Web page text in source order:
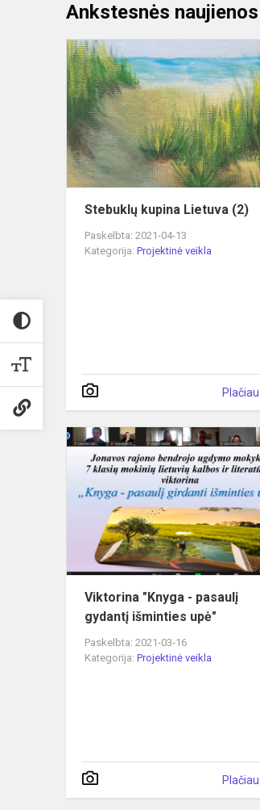
Ankstesnės naujienos
Stebuklų kupina Lietuva (2)
Paskelbta: 2021-04-13
Kategorija: Projektinė veikla
Plačiau
Viktorina "Knyga - pasaulį
gydantį išminties upė"
Paskelbta: 2021-03-16
Kategorija: Projektinė veikla
Plačiau